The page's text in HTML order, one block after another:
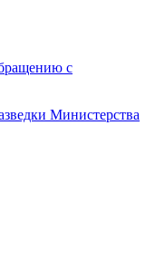
с
Министерства